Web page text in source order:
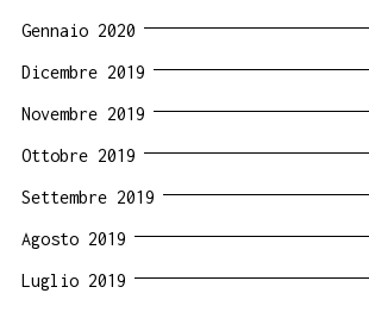
Gennaio 2020
Dicembre 2019
Novembre 2019
Ottobre 2019
Settembre 2019
Agosto 2019
Luglio 2019